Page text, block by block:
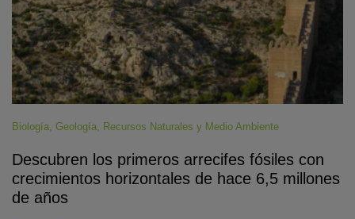
Biología, Geología, Recursos Naturales y Medio Ambiente
Descubren los primeros arrecifes fósiles con
crecimientos horizontales de hace 6,5 millones
de años